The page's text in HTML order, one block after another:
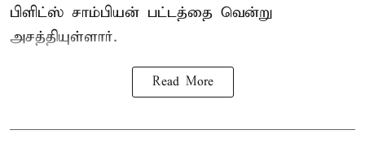
பிளிட்ஸ் சாம்பியன் பட்டத்தை வென்று
அசத்தியுள்ளார்.
Read More